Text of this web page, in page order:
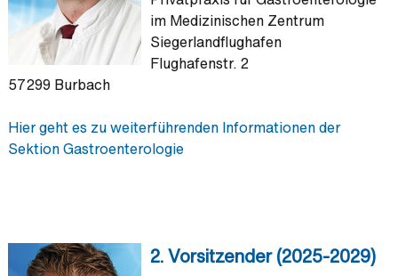
im Medizinischen Zentrum
Siegerlandflughafen
Flughafenstr. 2
57299 Burbach
Hier geht es zu weiterführenden Informationen der
Sektion Gastroenterologie
2. Vorsitzender (2025-2029)